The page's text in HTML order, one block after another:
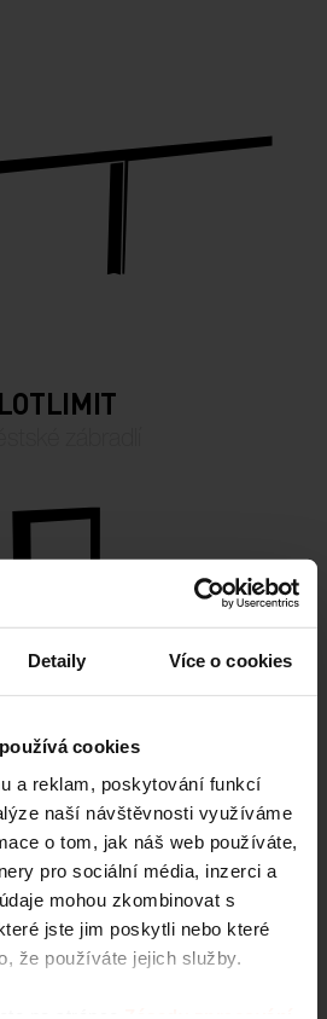
Detaily Více o cookies
cookies
a reklam, poskytování funkcí
naší návštěvnosti využíváme
o tom, jak náš web používáte,
pro sociální média, inzerci a
mohou zkombinovat s
jste jim poskytli nebo které
že používáte jejich služby.
LOTLIMIT
kola / koloběžky